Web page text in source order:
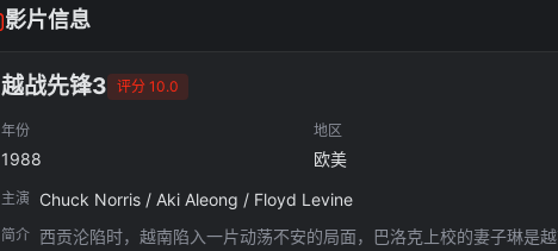
影片信息
越战先锋3 评分 10.0
年份
1988
地区
欧美
主演 Chuck Norris / Aki Aleong / Floyd Levine
简介 西贡沦陷时，越南陷入一片动荡不安的局面，巴洛克上校的妻子琳是